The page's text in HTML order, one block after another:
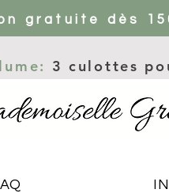
gratuite dès
3 culottes